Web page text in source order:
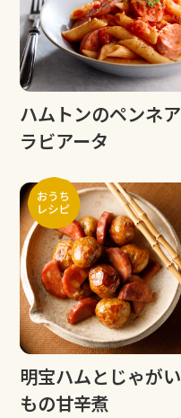
ハムトンのペンネア
ラビアータ
明宝ハムとじゃがい
もの甘辛煮